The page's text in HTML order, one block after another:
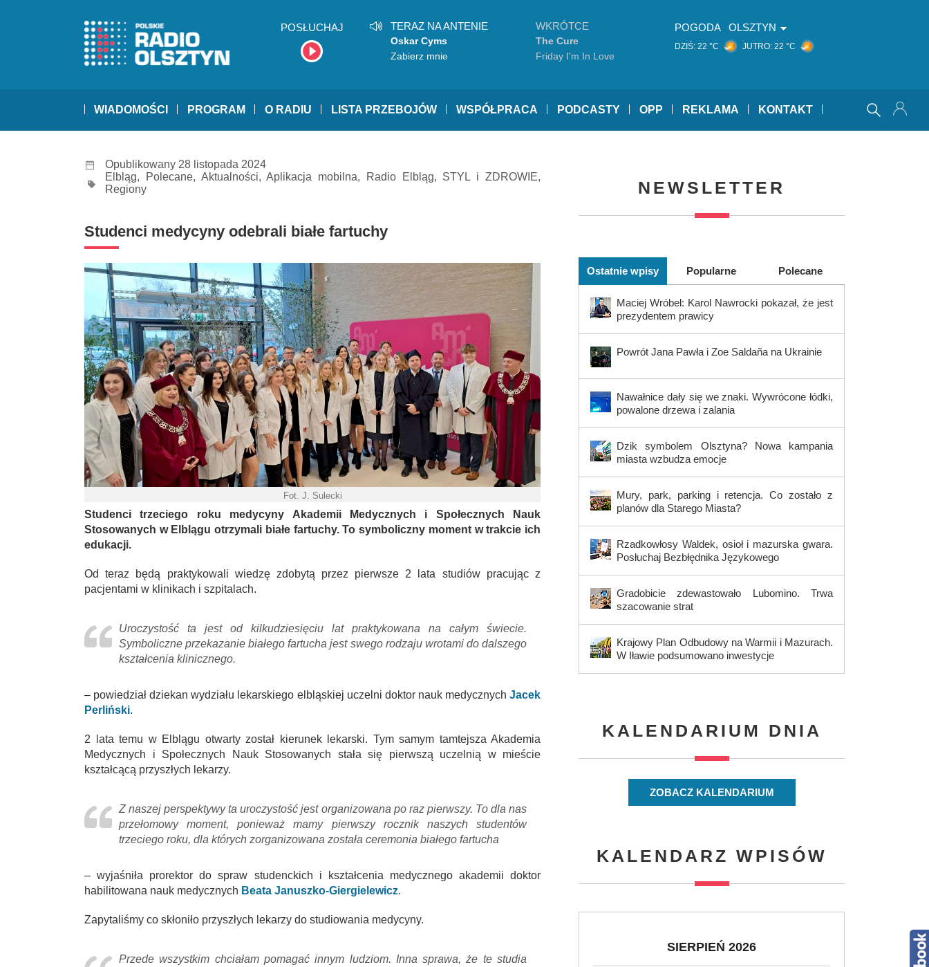
POSŁUCHAJ TERAZ NA ANTENIE
Oskar Cyms
Zabierz mnie
WKRÓTCE
The Cure
Friday I'm In Love
POGODA OLSZTYN
DZIŚ: 22 °C JUTRO: 22 °C
WIADOMOŚCI PROGRAM O RADIU LISTA PRZEBOJÓW WSPÓŁPRACA PODCASTY OPP REKLAMA KONTAKT
Opublikowany 28 listopada 2024
Elbląg, Polecane, Aktualności,Aplikacja mobilna, Radio Elbląg, STYL i ZDROWIE,
Regiony
Studenci medycyny odebrali białe fartuchy
Fot. J. Sulecki
Studenci trzeciego roku medycyny Akademii Medycznych i Społecznych Nauk
Stosowanych w Elblągu otrzymali białe fartuchy. To symboliczny moment w trakcie ich
edukacji.
Od teraz będą praktykowali wiedzę zdobytą przez pierwsze 2 lata studiów pracując z
pacjentami w klinikach i szpitalach.
Uroczystość ta jest od kilkudziesięciu lat praktykowana na całym świecie.
Symboliczne przekazanie białego fartucha jest swego rodzaju wrotami do dalszego
kształcenia klinicznego.
– powiedział dziekan wydziału lekarskiego elbląskiej uczelni doktor nauk medycznych Jacek
Perliński.
2 lata temu w Elblągu otwarty został kierunek lekarski. Tym samym tamtejsza Akademia
Medycznych i Społecznych Nauk Stosowanych stała się pierwszą uczelnią w mieście
kształcącą przyszłych lekarzy.
Z naszej perspektywy ta uroczystość jest organizowana po raz pierwszy. To dla nas
przełomowy moment, ponieważ mamy pierwszy rocznik naszych studentów
trzeciego roku, dla których zorganizowana została ceremonia białego fartucha
– wyjaśniła prorektor do spraw studenckich i kształcenia medycznego akademii doktor
habilitowana nauk medycznych Beata Januszko-Giergielewicz.
Zapytaliśmy co skłoniło przyszłych lekarzy do studiowania medycyny.
Przede wszystkim chciałam pomagać innym ludziom. Inna sprawa, że te studia
NEWSLETTER
Ostatnie wpisy Popularne Polecane
Maciej Wróbel: Karol Nawrocki pokazał, że jest
prezydentem prawicy
Powrót Jana Pawła i Zoe Saldaña na Ukrainie
Nawałnice dały się we znaki. Wywrócone łódki,
powalone drzewa i zalania
Dzik symbolem Olsztyna? Nowa kampania
miasta wzbudza emocje
Mury, park, parking i retencja. Co zostało z
planów dla Starego Miasta?
Rzadkowłosy Waldek, osioł i mazurska gwara.
Posłuchaj Bezbłędnika Językowego
Gradobicie zdewastowało Lubomino. Trwa
szacowanie strat
Krajowy Plan Odbudowy na Warmii i Mazurach.
W Iławie podsumowano inwestycje
KALENDARIUM DNIA
ZOBACZ KALENDARIUM
KALENDARZ WPISÓW
SIERPIEŃ 2026